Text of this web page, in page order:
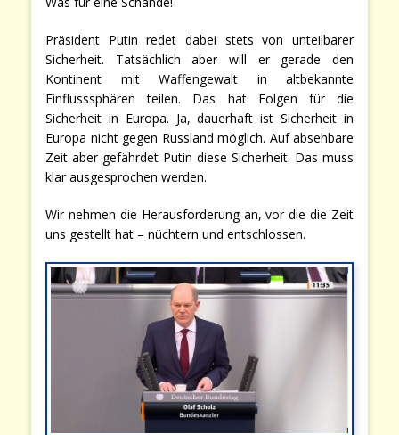
Präsident Putin redet dabei stets von unteilbarer
Sicherheit. Tatsächlich aber will er gerade den
Kontinent mit Waffengewalt in altbekannte
Einflusssphären teilen. Das hat Folgen für die
Sicherheit in Europa. Ja, dauerhaft ist Sicherheit in
Europa nicht gegen Russland möglich. Auf absehbare
Zeit aber gefährdet Putin diese Sicherheit. Das muss
klar ausgesprochen werden.
Wir nehmen die Herausforderung an, vor die die Zeit
uns gestellt hat – nüchtern und entschlossen.